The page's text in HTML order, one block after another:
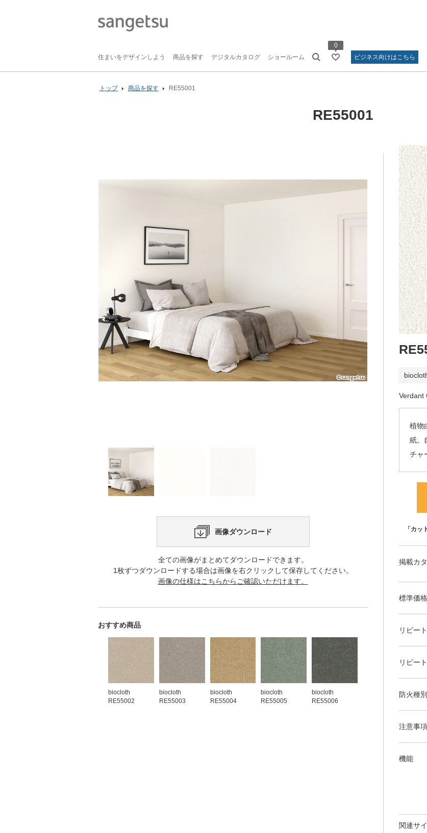
住まいをデザインしよう 商品を探す デジタルカタログ ショールーム
0
ビジネス向けはこちら
トップ 商品を探す RE55001
RE55001
画像ダウンロード
全ての画像がまとめてダウンロードできます。
1枚ずつダウンロードする場合は画像を右クリックして保存してください。
画像の仕様はこちらからご確認いただけます。
おすすめ商品
biocloth
RE55002
biocloth
RE55003
biocloth
RE55004
biocloth
RE55005
biocloth
RE55006
Verdant
植物
紙。
チャ
「カッ
掲載カ
標準価格
リピート
リピー
防火種別
注意事項
機能
関連サ